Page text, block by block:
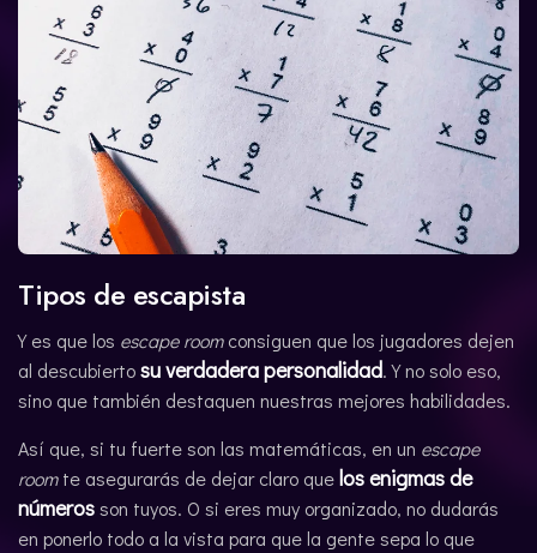
Tipos de escapista
Y es que los escape roomconsiguen que los jugadores dejen
al descubiertosu verdadera personalidad. Y no solo eso,
sino que también destaquen nuestras mejores habilidades.
Así que, si tu fuerte son las matemáticas, en un escape
roomte asegurarás de dejar claro quelos enigmas de
númerosson tuyos. O si eres muy organizado, no dudarás
en ponerlo todo a la vista para que la gente sepa lo que